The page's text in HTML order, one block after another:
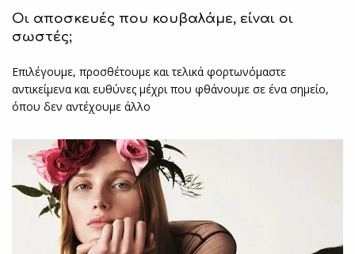
Οι αποσκευές που κουβαλάμε, είναι οι
σωστές;
Επιλέγουμε, προσθέτουμε και τελικά φορτωνόμαστε
αντικείμενα και ευθύνες μέχρι που φθάνουμε σε ένα σημείο,
όπου δεν αντέχουμε άλλο